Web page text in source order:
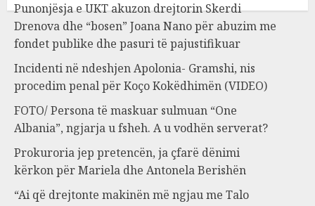
Punonjësja e UKT akuzon drejtorin Skerdi
Drenova dhe “bosen” Joana Nano për abuzim me
fondet publike dhe pasuri të pajustifikuar
Incidenti në ndeshjen Apolonia- Gramshi, nis
procedim penal për Koço Kokëdhimën (VIDEO)
FOTO/ Persona të maskuar sulmuan “One
Albania”, ngjarja u fsheh. A u vodhën serverat?
Prokuroria jep pretencën, ja çfarë dënimi
kërkon për Mariela dhe Antonela Berishën
“Ai që drejtonte makinën më ngjau me Talo